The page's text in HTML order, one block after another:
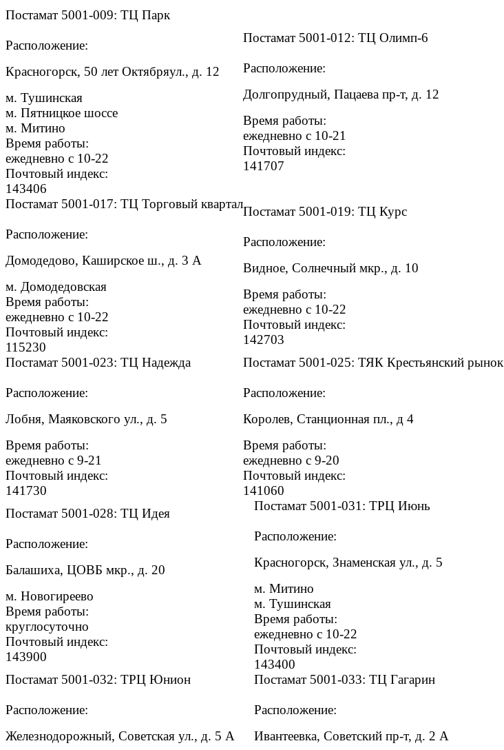
Постамат 5001-009: ТЦ Парк
Расположение:
Красногорск, 50 лет Октябряул., д. 12
м. Тушинская
м. Пятницкое шоссе
м. Митино
Время работы:
ежедневно с 10-22
Почтовый индекс:
143406
Постамат 5001-012: ТЦ Олимп-6
Расположение:
Долгопрудный, Пацаева пр-т, д. 12
Время работы:
ежедневно с 10-21
Почтовый индекс:
141707
Постамат 5001-017: ТЦ Торговый квартал
Расположение:
Домодедово, Каширское ш., д. 3 А
м. Домодедовская
Время работы:
ежедневно с 10-22
Почтовый индекс:
115230
Постамат 5001-019: ТЦ Курс
Расположение:
Видное, Солнечный мкр., д. 10
Время работы:
ежедневно с 10-22
Почтовый индекс:
142703
Постамат 5001-023: ТЦ Надежда
Расположение:
Лобня, Маяковского ул., д. 5
Время работы:
ежедневно с 9-21
Почтовый индекс:
141730
Постамат 5001-025: ТЯК Крестьянский рынок
Расположение:
Королев, Станционная пл., д 4
Время работы:
ежедневно с 9-20
Почтовый индекс:
141060
Постамат 5001-028: ТЦ Идея
Расположение:
Балашиха, ЦОВБ мкр., д. 20
м. Новогиреево
Время работы:
круглосуточно
Почтовый индекс:
143900
Постамат 5001-031: ТРЦ Июнь
Расположение:
Красногорск, Знаменская ул., д. 5
м. Митино
м. Тушинская
Время работы:
ежедневно с 10-22
Почтовый индекс:
143400
Постамат 5001-032: ТРЦ Юнион
Расположение:
Железнодорожный, Советская ул., д. 5 А
Постамат 5001-033: ТЦ Гагарин
Расположение:
Ивантеевка, Советский пр-т, д. 2 А